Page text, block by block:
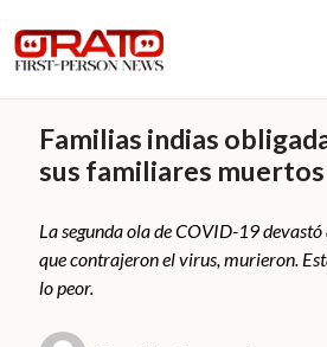
Familias indias
sus familiares
La segunda ola de COVID-19 devastó
que contrajeron el virus, murieron.
lo peor.